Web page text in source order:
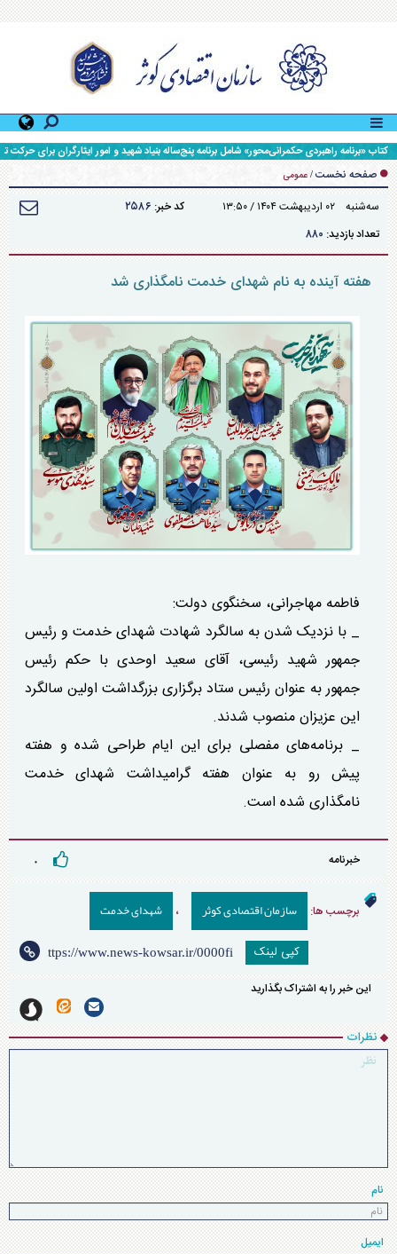
کتاب «برنامه راهبردی حکمرانی‌محور» شامل برنامه پنج‌ساله بنیاد شهید و امور ایثارگران برای حرکت تا
افق ۱۴۱۰، رونمایی شد.صفحه نخست / عمومی
سه‌شنبه ۰۲ ارديبهشت ۱۴۰۴ / ۱۳:۵۰ کد خبر: ۲۵۸۶
تعداد بازدید: ۸۸۰
هفته آینده به نام شهدای خدمت نامگذاری شد
فاطمه مهاجرانی، سخنگوی دولت:
_ با نزدیک شدن به سالگرد شهادت شهدای خدمت و رئیس
جمهور شهید رئیسی، آقای سعید اوحدی با حکم رئیس
جمهور به عنوان رئیس ستاد برگزاری بزرگداشت اولین سالگرد
این عزیزان منصوب شدند.
_ برنامه‌های مفصلی برای این ایام طراحی شده و هفته
پیش رو به عنوان هفته گرامیداشت شهدای خدمت
نامگذاری شده است.
خبرنامه ۰
برچسب ها: سازمان اقتصادی کوثر ، شهدای خدمت
کپی لینک
این خبر را به اشتراک بگذارید
نظرات
نام
ایمیل